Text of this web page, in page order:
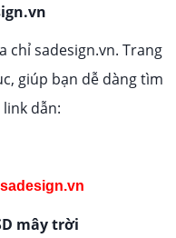
chỉ sadesign.vn. Trang
giúp bạn dễ dàng tìm
dẫn:
sadesign.vn
mây trời